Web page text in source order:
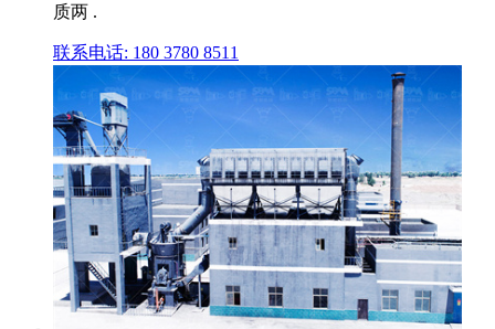
质两 .
联系电话: 180 3780 8511